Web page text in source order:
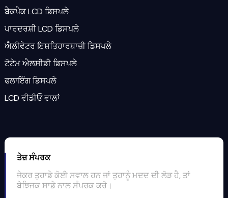
ਬੈਕਪੈਕ LCD ਡਿਸਪਲੇ
ਪਾਰਦਰਸ਼ੀ LCD ਡਿਸਪਲੇ
ਐਲੀਵੇਟਰ ਇਸ਼ਤਿਹਾਰਬਾਜ਼ੀ ਡਿਸਪਲੇ
ਟੋਟੇਮ ਐਲਸੀਡੀ ਡਿਸਪਲੇ
ਫਲਾਇੰਗ ਡਿਸਪਲੇ
LCD ਵੀਡੀਓ ਵਾਲਾਂ
ਤੇਜ਼ ਸੰਪਰਕ
ਜੇਕਰ ਤੁਹਾਡੇ ਕੋਈ ਸਵਾਲ ਹਨ ਜਾਂ ਤੁਹਾਨੂੰ ਮਦਦ ਦੀ ਲੋੜ ਹੈ, ਤਾਂ
ਬੇਝਿਜਕ ਸਾਡੇ ਨਾਲ ਸੰਪਰਕ ਕਰੋ।